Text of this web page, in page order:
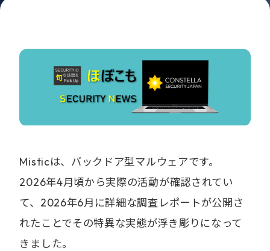
Misticは、バックドア型マルウェアです。
2026年4月頃から実際の活動が確認されてい
て、2026年6月に詳細な調査レポートが公開さ
れたことでその特異な実態が浮き彫りになって
きました。